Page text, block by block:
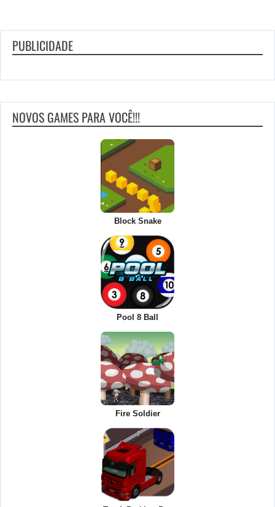
PUBLICIDADE
NOVOS GAMES PARA VOCÊ!!!
Block Snake
Pool 8 Ball
Fire Soldier